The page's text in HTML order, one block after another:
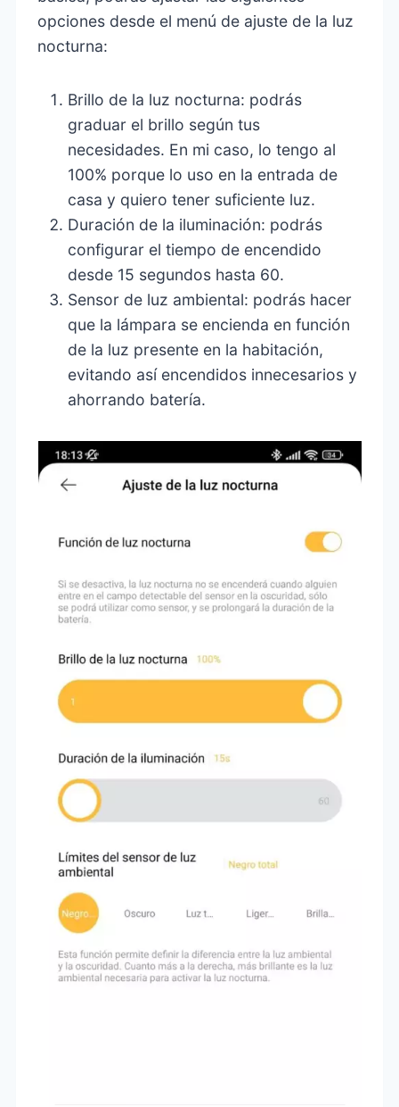
opciones desde el menú de ajuste de la luz
nocturna:
Brillo de la luz nocturna: podrás
graduar el brillo según tus
necesidades. En mi caso, lo tengo al
100% porque lo uso en la entrada de
casa y quiero tener suficiente luz.
Duración de la iluminación: podrás
configurar el tiempo de encendido
desde 15 segundos hasta 60.
Sensor de luz ambiental: podrás hacer
que la lámpara se encienda en función
de la luz presente en la habitación,
evitando así encendidos innecesarios y
ahorrando batería.